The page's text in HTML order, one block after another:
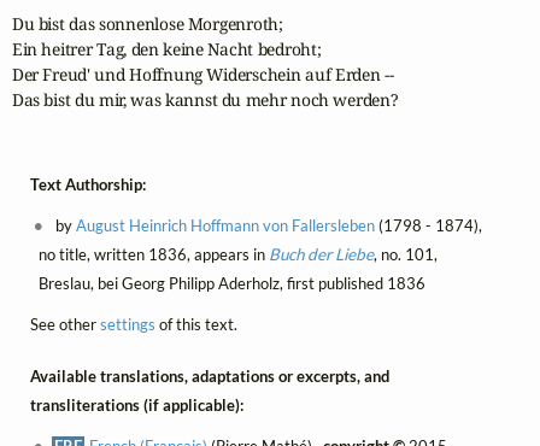
Du bist das sonnenlose Morgenroth;
Ein heitrer Tag, den keine Nacht bedroht;
Der Freud' und Hoffnung Widerschein auf Erden --
Das bist du mir, was kannst du mehr noch werden?
Text Authorship:
byAugust Heinrich Hoffmann von Fallersleben(1798 - 1874),
no title, written 1836, appears in Buch der Liebe, no. 101,
Breslau, bei Georg Philipp Aderholz, first published 1836
See othersettings of this text.
Available translations, adaptations or excerpts, and
transliterations (if applicable):